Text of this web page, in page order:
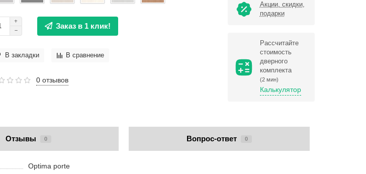
Заказ в 1 клик!
В закладки В сравнение
0 отзывов
Акции, скидки,
подарки
Рассчитайте
стоимость
дверного
комплекта
(2 мин)
Калькулятор
Отзывы 0 Вопрос-ответ 0
Optima porte